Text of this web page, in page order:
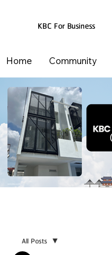
KBC For Business
Home Community
All Posts